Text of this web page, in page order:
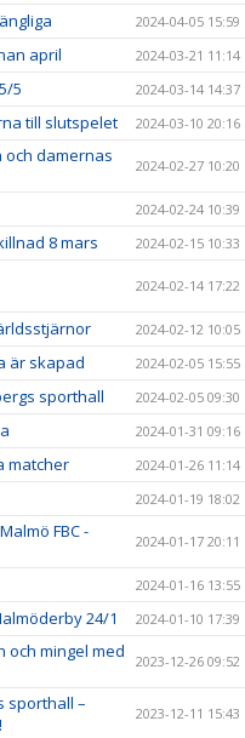
2024-04-05 15:59
april 2024-03-21 11:14
5 2024-03-14 14:37
till slutspelet 2024-03-10 20:16
och damernas
2024-02-27 10:20
2024-02-24 10:39
8 mars 2024-02-15 10:33
2024-02-14 17:22
2024-02-12 10:05
är skapad 2024-02-05 15:55
sporthall 2024-02-05 09:30
2024-01-31 09:16
matcher 2024-01-26 11:14
2024-01-19 18:02
FBC -
2024-01-17 20:11
2024-01-16 13:55
24/1 2024-01-10 17:39
och mingel med
2023-12-26 09:52
sporthall –
2023-12-11 15:43